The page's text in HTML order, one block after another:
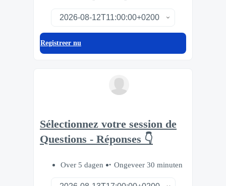
Registreer nu
Sélectionnez votre session de
Questions - Réponses 👇
Over 5 dagen Ongeveer 30 minuten